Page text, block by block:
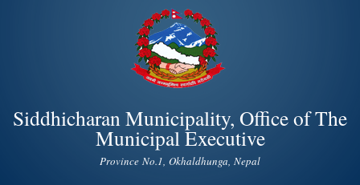
Skip to
main
content
Siddhicharan Municipality, Office of The
Municipal Executive
Province No.1, Okhaldhunga, Nepal